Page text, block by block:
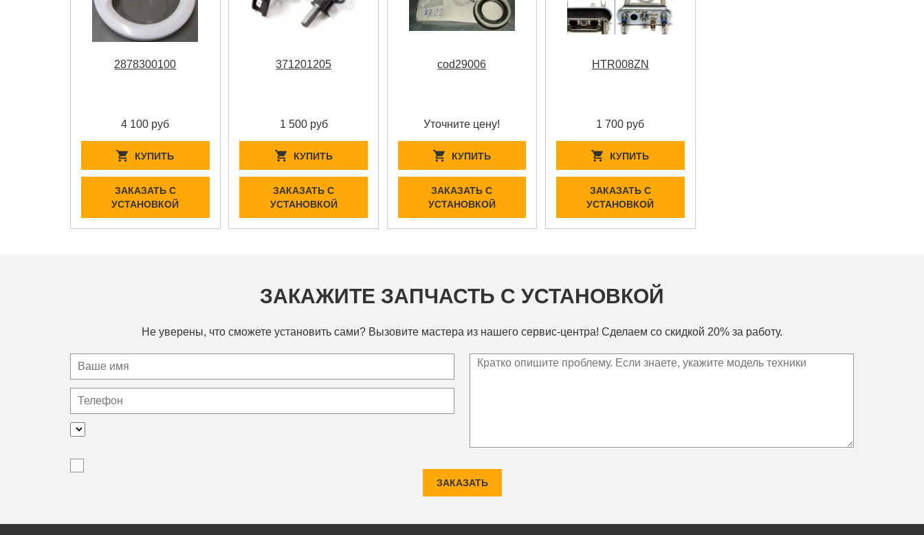
2878300100
4 100 руб
КУПИТЬ
ЗАКАЗАТЬ С
УСТАНОВКОЙ
371201205
1 500 руб
КУПИТЬ
ЗАКАЗАТЬ С
УСТАНОВКОЙ
cod29006
Уточните цену!
КУПИТЬ
ЗАКАЗАТЬ С
УСТАНОВКОЙ
HTR008ZN
1 700 руб
КУПИТЬ
ЗАКАЗАТЬ С
УСТАНОВКОЙ
ЗАКАЖИТЕ ЗАПЧАСТЬ С УСТАНОВКОЙ
Не уверены, что сможете установить сами? Вызовите мастера из нашего сервис-центра! Сделаем со скидкой 20% за работу.
ЗАКАЗАТЬ